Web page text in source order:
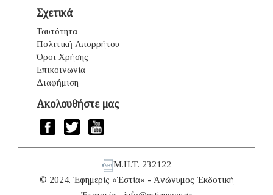
Σχετικά
Ταυτότητα
Πολιτική Απορρήτου
Όροι Χρήσης
Επικοινωνία
Διαφήμιση
Ακολουθήστε μας
Μ.Η.Τ. 232122
© 2024. Ἐφημερίς «Ἑστία» - Ἀνώνυμος Ἐκδοτική